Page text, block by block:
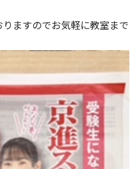
ますのでお気軽に教室まで